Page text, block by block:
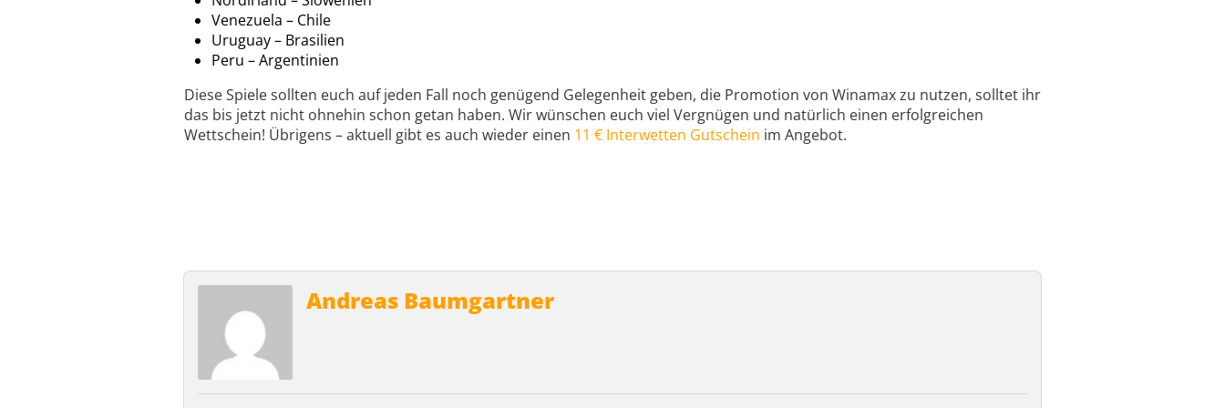
Venezuela – Chile
Uruguay – Brasilien
Peru – Argentinien
Diese Spiele sollten euch auf jeden Fall noch genügend Gelegenheit geben, die Promotion von Winamax zu nutzen, solltet ihr
das bis jetzt nicht ohnehin schon getan haben. Wir wünschen euch viel Vergnügen und natürlich einen erfolgreichen
Wettschein! Übrigens – aktuell gibt es auch wieder einen 11 € Interwetten Gutschein im Angebot.
Andreas Baumgartner